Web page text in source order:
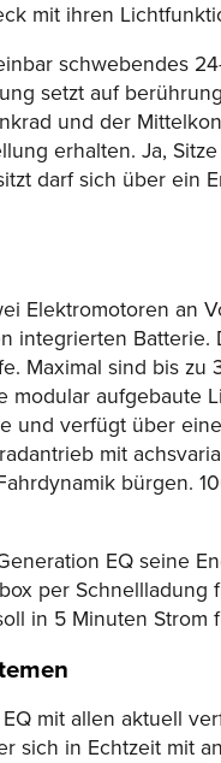
mit ihren
schwebendes
setzt auf
und der
erhalten. Ja, Sitze
darf sich über ein
Elektromotoren an
integrierten Batterie.
Maximal sind bis
modular aufgebaute
und verfügt über
mit
bürgen.
EQ seine
per Schnellladung
in 5 Minuten Strom
mit allen aktuell
sich in Echtzeit mit